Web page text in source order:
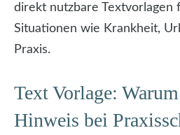
direkt nutzbare Textvorlagen
Situationen wie Krankheit,
Praxis.
Text Vorlage:
Hinweis bei